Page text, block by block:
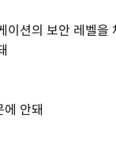
이션의 보안 레벨
안돼